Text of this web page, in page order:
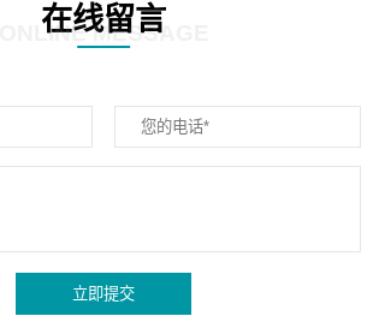
在线留言
ONLINE MESSAGE
立即提交